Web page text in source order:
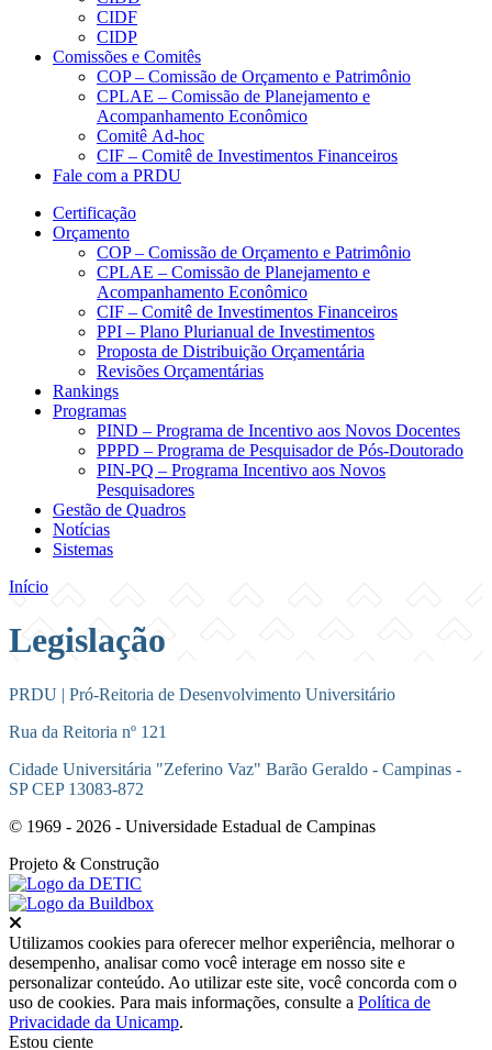
CIDF
CIDP
Comissões e Comitês
COP – Comissão de Orçamento e Patrimônio
CPLAE – Comissão de Planejamento e
Acompanhamento Econômico
Comitê Ad-hoc
CIF – Comitê de Investimentos Financeiros
Fale com a PRDU
Certificação
Orçamento
COP – Comissão de Orçamento e Patrimônio
CPLAE – Comissão de Planejamento e
Acompanhamento Econômico
CIF – Comitê de Investimentos Financeiros
PPI – Plano Plurianual de Investimentos
Proposta de Distribuição Orçamentária
Revisões Orçamentárias
Rankings
Programas
PIND – Programa de Incentivo aos Novos Docentes
PPPD – Programa de Pesquisador de Pós-Doutorado
PIN-PQ – Programa Incentivo aos Novos
Pesquisadores
Gestão de Quadros
Notícias
Sistemas
Início
Legislação
PRDU | Pró-Reitoria de Desenvolvimento Universitário
Rua da Reitoria nº 121
Cidade Universitária "Zeferino Vaz" Barão Geraldo - Campinas -
SP CEP 13083-872
© 1969 - 2026 - Universidade Estadual de Campinas
Projeto & Construção
Utilizamos cookies para oferecer melhor experiência, melhorar o
desempenho, analisar como você interage em nosso site e
personalizar conteúdo. Ao utilizar este site, você concorda com o
uso de cookies. Para mais informações, consulte a Política de
Privacidade da Unicamp.
Estou ciente